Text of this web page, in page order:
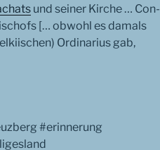
und seiner Kirche … Con-
[… obwohl es damals
Ordinarius gab,
#erinnerung